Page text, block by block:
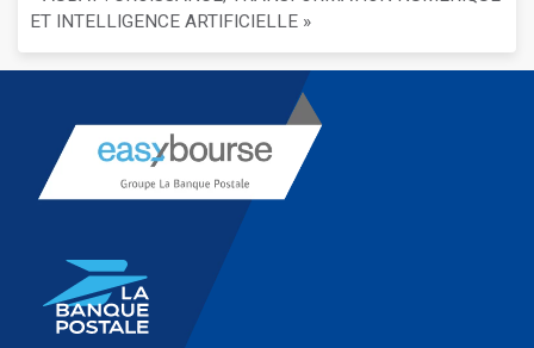
ET INTELLIGENCE ARTIFICIELLE »